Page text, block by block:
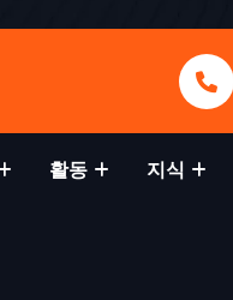
활동 지식